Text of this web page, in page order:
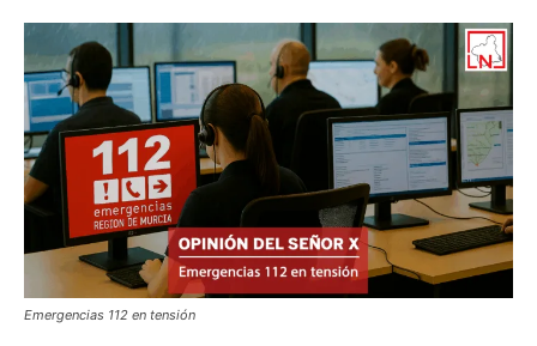
Emergencias 112 en tensión